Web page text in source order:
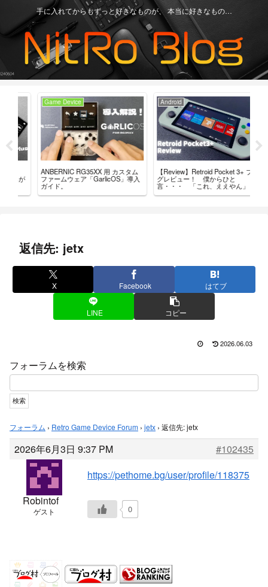
手に入れてからもずっと好きなものが、 本当に好きなもの…
Game Device
ANBERNIC RG35XX 用 カスタム
ファームウェア「GarlicOS」導入
ガイド。
Android
【Review】Retroid Pocket 3+ ブロ
グレビュー！ 僕からひと
言・・・ 「これ、ええやん」
返信先: jetx
X Facebook はてブ
LINE コピー
2026.06.03
フォーラムを検索
フォーラム › Retro Game Device Forum › jetx › 返信先: jetx
2026年6月3日 9:37 PM #102435
Robintof
ゲスト
https://pethome.bg/user/profile/118375
0